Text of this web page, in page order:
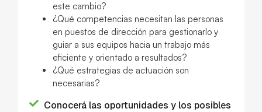
este cambio?
¿Qué competencias necesitan las personas
en puestos de dirección para gestionarlo y
guiar a sus equipos hacia un trabajo más
eficiente y orientado a resultados?
¿Qué estrategias de actuación son
necesarias?
Conocerá las oportunidades y los posibles